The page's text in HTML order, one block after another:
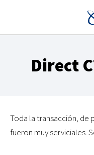
Direct
Toda la transacción, de
fueron muy serviciales.